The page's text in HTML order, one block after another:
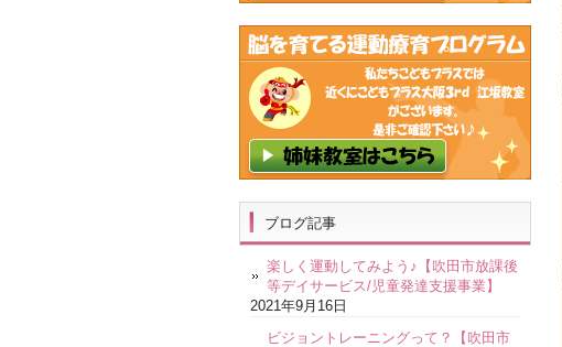
ブログ記事
楽しく運動してみよう♪【吹田市放課後
等デイサービス/児童発達支援事業】
2021年9月16日
ビジョントレーニングって？【吹田市